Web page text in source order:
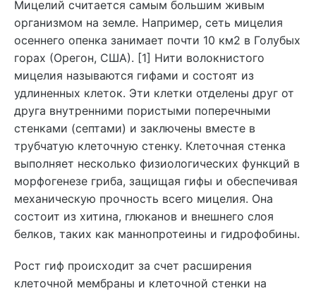
Мицелий считается самым большим живым
организмом на земле. Например, сеть мицелия
осеннего опенка занимает почти 10 км2 в Голубых
горах (Орегон, США). [1] Нити волокнистого
мицелия называются гифами и состоят из
удлиненных клеток. Эти клетки отделены друг от
друга внутренними пористыми поперечными
стенками (септами) и заключены вместе в
трубчатую клеточную стенку. Клеточная стенка
выполняет несколько физиологических функций в
морфогенезе гриба, защищая гифы и обеспечивая
механическую прочность всего мицелия. Она
состоит из хитина, глюканов и внешнего слоя
белков, таких как маннопротеины и гидрофобины.
Рост гиф происходит за счет расширения
клеточной мембраны и клеточной стенки на